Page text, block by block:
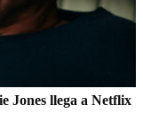
Jones llega a Netflix